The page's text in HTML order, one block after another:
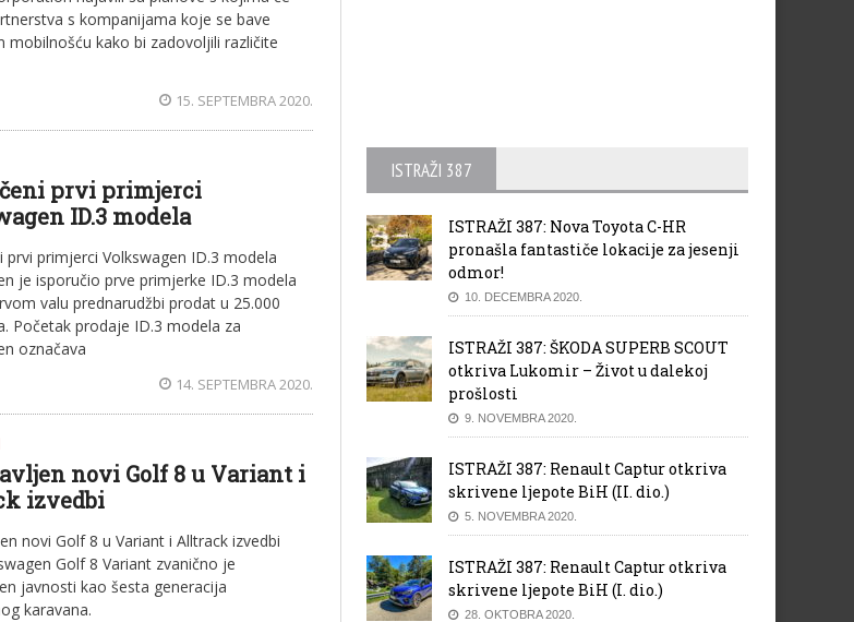
s kompanijama koje se bave
mobilnošću kako bi zadovoljili različite
15. SEPTEMBRA 2020.
prvi primjerci
ID.3 modela
prvi primjerci Volkswagen ID.3 modela
je isporučio prve primjerke ID.3 modela
valu prednarudžbi prodat u 25.000
Početak prodaje ID.3 modela za
označava
14. SEPTEMBRA 2020.
novi Golf 8 u Variant i
izvedbi
novi Golf 8 u Variant i Alltrack izvedbi
Golf 8 Variant zvanično je
javnosti kao šesta generacija
karavana.
ISTRAŽI 387
ISTRAŽI 387: Nova Toyota C-HR
pronašla fantastiče lokacije za jesenji
odmor!
10. DECEMBRA 2020.
ISTRAŽI 387: ŠKODA SUPERB SCOUT
otkriva Lukomir – Život u dalekoj
prošlosti
9. NOVEMBRA 2020.
ISTRAŽI 387: Renault Captur otkriva
skrivene ljepote BiH (II. dio.)
5. NOVEMBRA 2020.
ISTRAŽI 387: Renault Captur otkriva
skrivene ljepote BiH (I. dio.)
28. OKTOBRA 2020.